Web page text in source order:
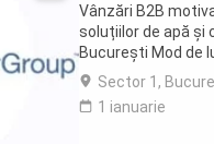
Vânzări B2B
soluțiilor de apă și
București Mod de
Sector 1,
1 ianuarie